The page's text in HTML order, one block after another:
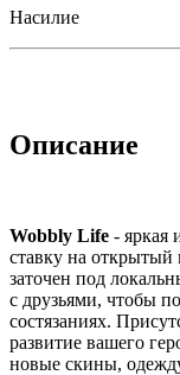
Насилие
Описание
Wobbly Life - яркая
ставку на
заточен под
с друзьями, чтобы
состязаниях.
развитие вашего
новые скины,